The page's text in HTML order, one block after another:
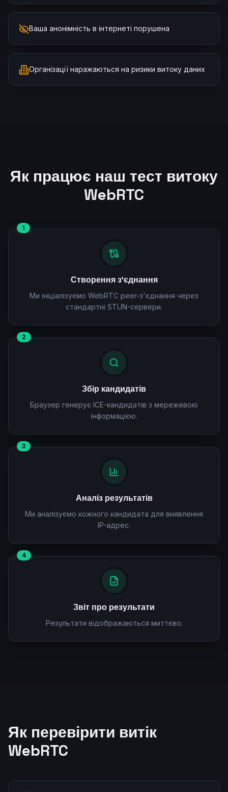
Ваша анонімність в інтернеті порушена
Організації наражаються на ризики витоку даних
Як працює наш тест витоку
WebRTC
1
Створення з'єднання
Ми ініціалізуємо WebRTC peer-з'єднання через
стандартні STUN-сервери.
2
Збір кандидатів
Браузер генерує ICE-кандидатів з мережевою
інформацією.
3
Аналіз результатів
Ми аналізуємо кожного кандидата для виявлення
IP-адрес.
4
Звіт про результати
Результати відображаються миттєво.
Як перевірити витік
WebRTC